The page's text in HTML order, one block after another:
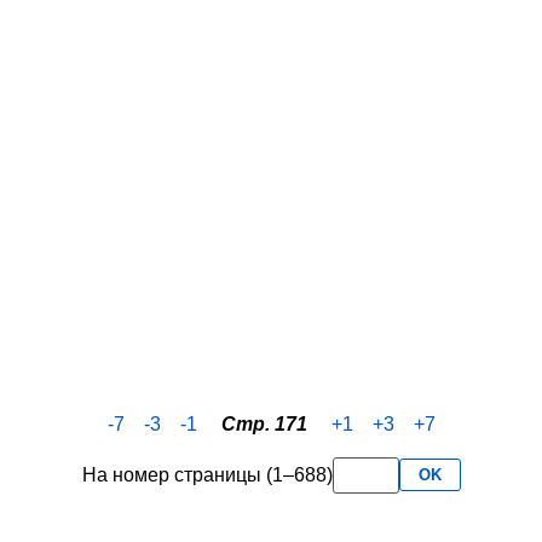
-7 -3 -1 Стр. 171 +1 +3 +7
На номер страницы (1–688) OK